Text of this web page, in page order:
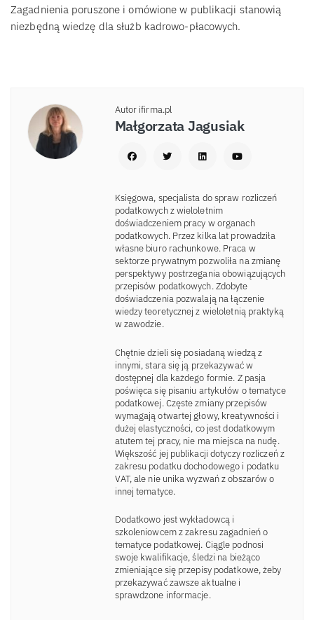
Zagadnienia poruszone i omówione w publikacji stanowią
niezbędną wiedzę dla służb kadrowo-płacowych.
Autor ifirma.pl
Małgorzata Jagusiak
Księgowa, specjalista do spraw rozliczeń
podatkowych z wieloletnim
doświadczeniem pracy w organach
podatkowych. Przez kilka lat prowadziła
własne biuro rachunkowe. Praca w
sektorze prywatnym pozwoliła na zmianę
perspektywy postrzegania obowiązujących
przepisów podatkowych. Zdobyte
doświadczenia pozwalają na łączenie
wiedzy teoretycznej z wieloletnią praktyką
w zawodzie.
Chętnie dzieli się posiadaną wiedzą z
innymi, stara się ją przekazywać w
dostępnej dla każdego formie. Z pasja
poświęca się pisaniu artykułów o tematyce
podatkowej. Częste zmiany przepisów
wymagają otwartej głowy, kreatywności i
dużej elastyczności, co jest dodatkowym
atutem tej pracy, nie ma miejsca na nudę.
Większość jej publikacji dotyczy rozliczeń z
zakresu podatku dochodowego i podatku
VAT, ale nie unika wyzwań z obszarów o
innej tematyce.
Dodatkowo jest wykładowcą i
szkoleniowcem z zakresu zagadnień o
tematyce podatkowej. Ciągle podnosi
swoje kwalifikacje, śledzi na bieżąco
zmieniające się przepisy podatkowe, żeby
przekazywać zawsze aktualne i
sprawdzone informacje.